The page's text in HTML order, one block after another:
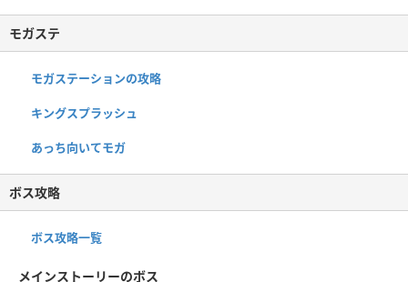
モガステ
モガステーションの攻略
キングスプラッシュ
あっち向いてモガ
ボス攻略
ボス攻略一覧
メインストーリーのボス